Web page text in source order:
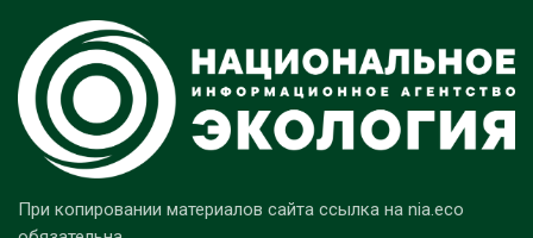
При копировании материалов сайта ссылка на nia.eco